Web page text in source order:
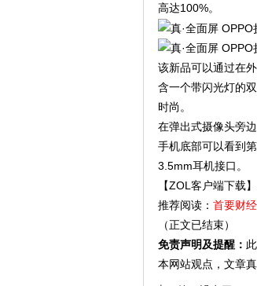
高达100%。
该新品可以通过在
含一个带闪光灯的
时尚。
在弹出式摄像头旁
手机底部可以看到
3.5mm耳机接口。
【ZOL客户端下载
推荐阅读： 首要财
（正文已结束）
免责声明及提醒：
本网站观点，文章